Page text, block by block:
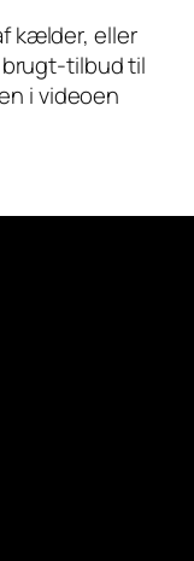
kælder, eller
tilbud til
i videoen